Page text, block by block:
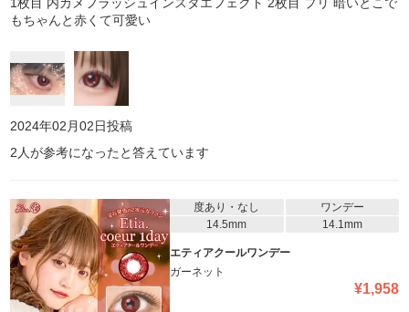
もちゃんと赤くて可愛い
2024年02月02日投稿
2 人が参考になったと答えています
度あり・なし
ワンデー
14.5mm
14.1mm
エティアクールワンデー
ガーネット
¥1,958